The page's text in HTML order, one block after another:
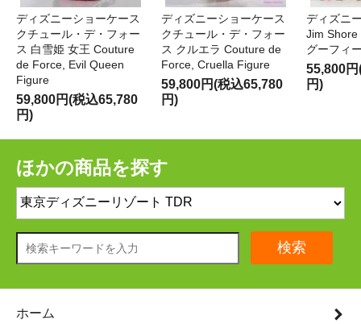
ディズニーショーケース
クチュール・デ・フォー
ス 白雪姫 女王 Couture
de Force, Evil Queen
Figure
59,800円(税込65,780
円)
ディズニーショーケース
クチュール・デ・フォー
ス クルエラ Couture de
Force, Cruella Figure
59,800円(税込65,780
円)
ディズニ
Jim Shore
グーフィ
55,800
円)
ほかの商品を探す
検索
ホーム